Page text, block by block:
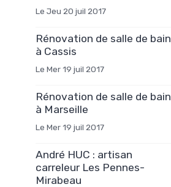
Le Jeu 20 juil 2017
Rénovation de salle de bain
à Cassis
Le Mer 19 juil 2017
Rénovation de salle de bain
à Marseille
Le Mer 19 juil 2017
André HUC : artisan
carreleur Les Pennes-
Mirabeau